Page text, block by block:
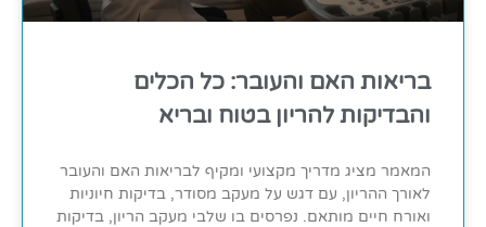
בריאות האם והעובר: כל הכלים
והבדיקות להריון בטוח ובריא
המאמר מציג מדריך מקצועי ומקיף לבריאות האם והעובר
לאורך ההריון, עם דגש על מעקב מסודר, בדיקות חיוניות
ואורח חיים מותאם. נפרסים בו שלבי מעקב הריון, בדיקות